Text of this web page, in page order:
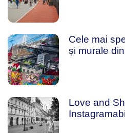
Cele mai
și murale
Love and